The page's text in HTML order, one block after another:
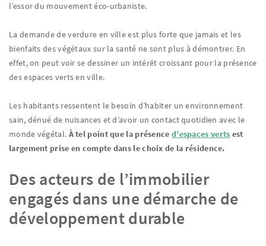
l’essor du mouvement éco-urbaniste.
La demande de verdure en ville est plus forte que jamais et les
bienfaits des végétaux sur la santé ne sont plus à démontrer. En
effet, on peut voir se dessiner un intérêt croissant pour la présence
des espaces verts en ville.
Les habitants ressentent le besoin d’habiter un environnement
sain, dénué de nuisances et d’avoir un contact quotidien avec le
monde végétal. À tel point que la présence d’espaces verts est
largement prise en compte dans le choix de la résidence.
Des acteurs de l’immobilier
engagés dans une démarche de
développement durable